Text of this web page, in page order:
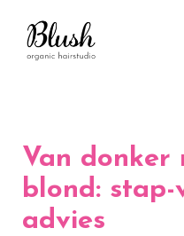
Van donker
blond:
advies